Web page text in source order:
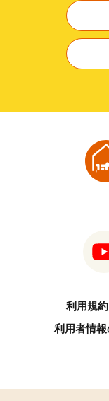
利用規約
利用者情